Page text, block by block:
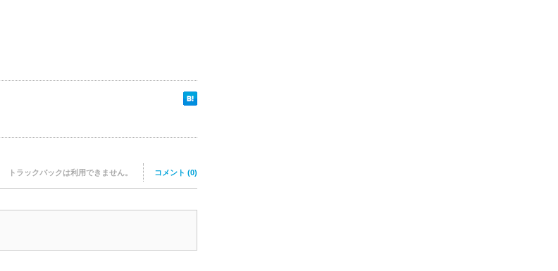
トラックバックは利用できません。 コメント (0)